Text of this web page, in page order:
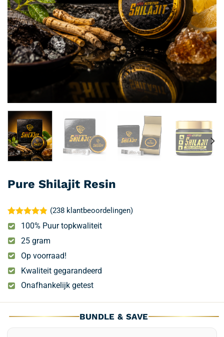
Pure Shilajit Resin
Gewaardeerd
4.79
op 5
gebaseerd
op
238
klantbeoordelingen
(238klantbeoordelingen)
100% Puur topkwaliteit
25 gram
Op voorraad!
Kwaliteit gegarandeerd
Onafhankelijk getest
BUNDLE & SAVE